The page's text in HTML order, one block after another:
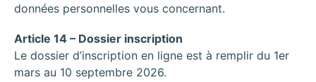
données personnelles vous concernant.
Article 14 – Dossier inscription
Le dossier d’inscription en ligne est à remplir du 1er
mars au 10 septembre 2026.